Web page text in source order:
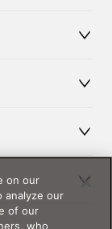
on our
analyze our
of our
who